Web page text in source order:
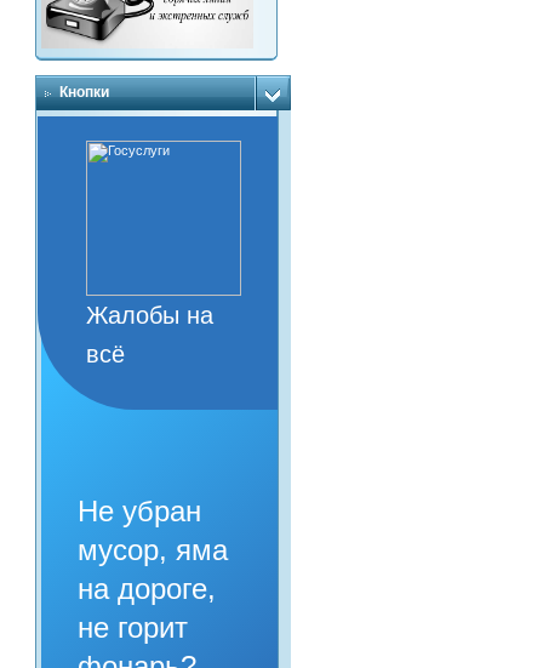
Кнопки
Жалобы на
всё
Не убран
мусор, яма
на дороге,
не горит